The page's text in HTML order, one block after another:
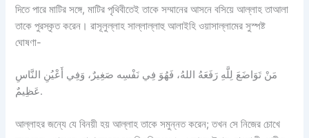
দিতে পারে মাটির সঙ্গে, মাটির পৃথিবীতেই তাকে সম্মানের আসনে বসিয়ে আল্লাহ তাআলা
তাকে পুরস্কৃত করেন। রাসূলুল্লাহ সাল্লাল্লাহু আলাইহি ওয়াসাল্লামের সুস্পষ্ট
ঘোষণা-
مَنْ تَوَاضَعَ لِلَّهِ رَفَعَهُ اللهُ، فَهُوَ فِي نَفْسِه صَغِيرٌ، وَفِي أَعْيُنِ النَّاسِ
عَظِيمٌ.
আল্লাহর জন্যে যে বিনয়ী হয় আল্লাহ তাকে সমুন্নত করেন; তখন সে নিজের চোখে